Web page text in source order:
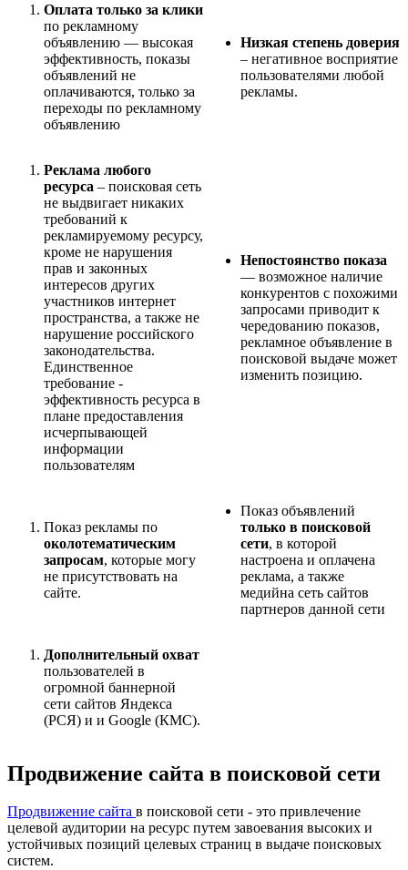
Оплата только за клики
по рекламному
объявлению — высокая
эффективность, показы
объявлений не
оплачиваются, только за
переходы по рекламному
объявлению
Низкая степень доверия
– негативное восприятие
пользователями любой
рекламы.
Реклама любого
ресурса – поисковая сеть
не выдвигает никаких
требований к
рекламируемому ресурсу,
кроме не нарушения
прав и законных
интересов других
участников интернет
пространства, а также не
нарушение российского
законодательства.
Единственное
требование -
эффективность ресурса в
плане предоставления
исчерпывающей
информации
пользователям
Непостоянство показа
— возможное наличие
конкурентов с похожими
запросами приводит к
чередованию показов,
рекламное объявление в
поисковой выдаче может
изменить позицию.
Показ рекламы по
околотематическим
запросам, которые могу
не присутствовать на
сайте.
Показ объявлений
только в поисковой
сети, в которой
настроена и оплачена
реклама, а также
медийна сеть сайтов
партнеров данной сети
Дополнительный охват
пользователей в
огромной баннерной
сети сайтов Яндекса
(РСЯ) и и Google (КМС).
Продвижение сайта в поисковой сети
Продвижение сайта в поисковой сети - это привлечение
целевой аудитории на ресурс путем завоевания высоких и
устойчивых позиций целевых страниц в выдаче поисковых
систем.